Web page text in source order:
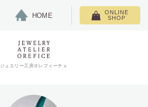
HOME
ONLINE
SHOP
ジュエリー工房オレフィーチェ